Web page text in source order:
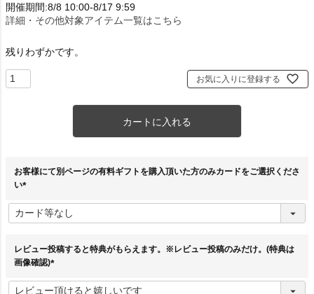
開催期間:8/8 10:00-8/17 9:59
詳細・その他対象アイテム一覧はこちら
残りわずかです。
お気に入りに登録する
カートに入れる
お客様にて別ページの有料ギフトを購入頂いた方のみカードをご選択くださ
い
必
須
レビュー投稿すると特典がもらえます。※レビュー投稿のみだけ。(特典は
画像確認)
必